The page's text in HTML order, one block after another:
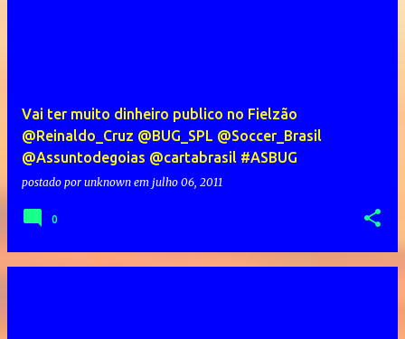
Vai ter muito dinheiro publico no Fielzão
@Reinaldo_Cruz @BUG_SPL @Soccer_Brasil
@Assuntodegoias @cartabrasil #ASBUG
postado por unknown em julho 06, 2011
0